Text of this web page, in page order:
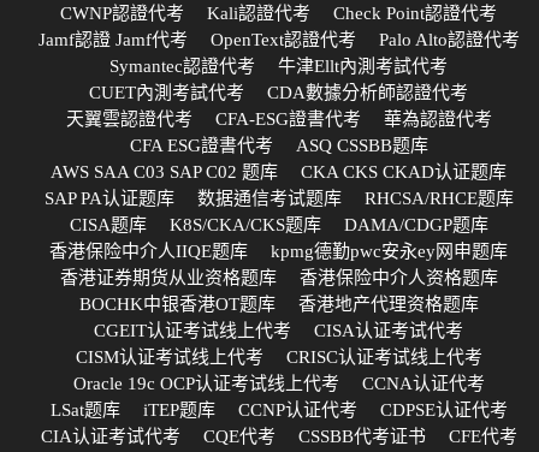
CWNP認證代考
Kali認證代考
Check Point認證代考
Jamf認證 Jamf代考
OpenText認證代考
Palo Alto認證代考
Symantec認證代考
牛津Ellt內測考試代考
CUET內測考試代考
CDA數據分析師認證代考
天翼雲認證代考
CFA-ESG證書代考
華為認證代考
CFA ESG證書代考
ASQ CSSBB题库
AWS SAA C03 SAP C02 题库
CKA CKS CKAD认证题库
SAP PA认证题库
数据通信考试题库
RHCSA/RHCE题库
CISA题库
K8S/CKA/CKS题库
DAMA/CDGP题库
香港保险中介人IIQE题库
kpmg德勤pwc安永ey网申题库
香港证券期货从业资格题库
香港保险中介人资格题库
BOCHK中银香港OT题库
香港地产代理资格题库
CGEIT认证考试线上代考
CISA认证考试代考
CISM认证考试线上代考
CRISC认证考试线上代考
Oracle 19c OCP认证考试线上代考
CCNA认证代考
LSat题库
iTEP题库 CCNP认证代考
CDPSE认证代考
CIA认证考试代考
CQE代考 CSSBB代考证书
CFE代考